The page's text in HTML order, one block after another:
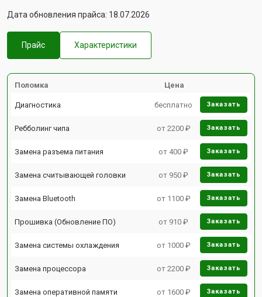
Дата обновления прайса: 18.07.2026
Прайс Характеристики
Поломка Цена
Диагностика бесплатно Заказать
Ребболинг чипа от 2200 ₽ Заказать
Замена разъема питания от 400 ₽ Заказать
Замена считывающей головки от 950 ₽ Заказать
Замена Bluetooth от 1100 ₽ Заказать
Прошивка (Обновление ПО) от 910 ₽ Заказать
Замена системы охлаждения от 1000 ₽ Заказать
Замена процессора от 2200 ₽ Заказать
Замена оперативной памяти от 1600 ₽ Заказать